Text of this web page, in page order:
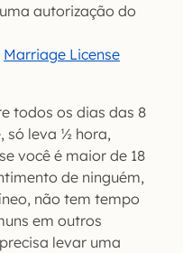
autorização do
Marriage License
todos os dias das 8
só leva ½ hora,
você é maior de 18
de ninguém,
não tem tempo
em outros
levar uma